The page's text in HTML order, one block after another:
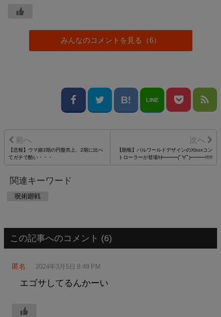
みんなのコメントを見る（6）
LINE
【悲報】ウマ娘3期の円盤売上、2期に比べ
てガチで酷い・・・
【朗報】パルワールドデザインのXboxコン
トローラーが登場ｷﾀ━━━(ﾟ∀ﾟ)━━━!!!!!
関連キーワード
呪術廻戦
この記事へのコメント (6)
匿名 2024年3月5日 8:49 PM
エゴサしてるんかーい